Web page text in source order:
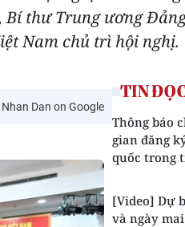
thư Trung ương
Nam chủ trì hội nghị.
Dan on Google
TIN
Thông báo
gian đăng
quốc trong
[Video] Dự
và ngày mai